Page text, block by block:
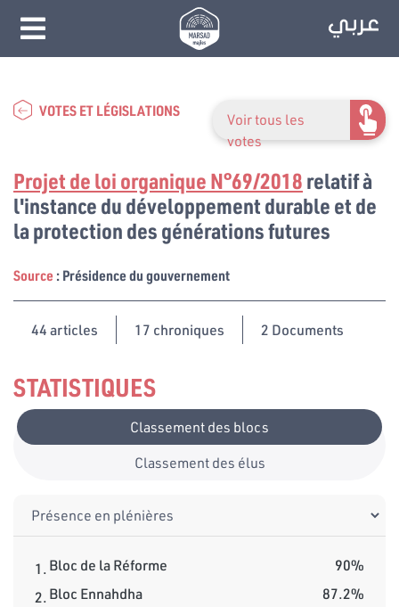
VOTES ET LÉGISLATIONS
Voir tous les
votes
STATISTIQUES
Classement des blocs
Classement des élus
1.Bloc de la Réforme
90%
2.Bloc Ennahdha
87.2%
Projet de loi organique N°69/2018relatif à
l'instance du développement durable et de
la protection des générations futures
Source: Présidence du gouvernement
44articles 17 chroniques 2 Documents